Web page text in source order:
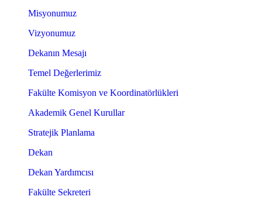
Misyonumuz
Vizyonumuz
Dekanın Mesajı
Temel Değerlerimiz
Fakülte Komisyon ve Koordinatörlükleri
Akademik Genel Kurullar
Stratejik Planlama
Dekan
Dekan Yardımcısı
Fakülte Sekreteri